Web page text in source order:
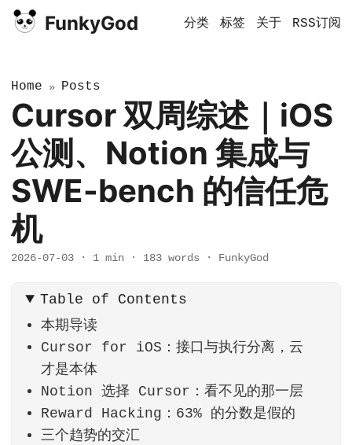
FunkyGod 分类 标签 关于 RSS订阅
Home » Posts
Cursor 双周综述｜iOS
公测、Notion 集成与
SWE-bench 的信任危
机
2026-07-03 · 1 min · 183 words · FunkyGod
Table of Contents
本期导读
Cursor for iOS：接口与执行分离，云
才是本体
Notion 选择 Cursor：看不见的那一层
Reward Hacking：63% 的分数是假的
三个趋势的交汇